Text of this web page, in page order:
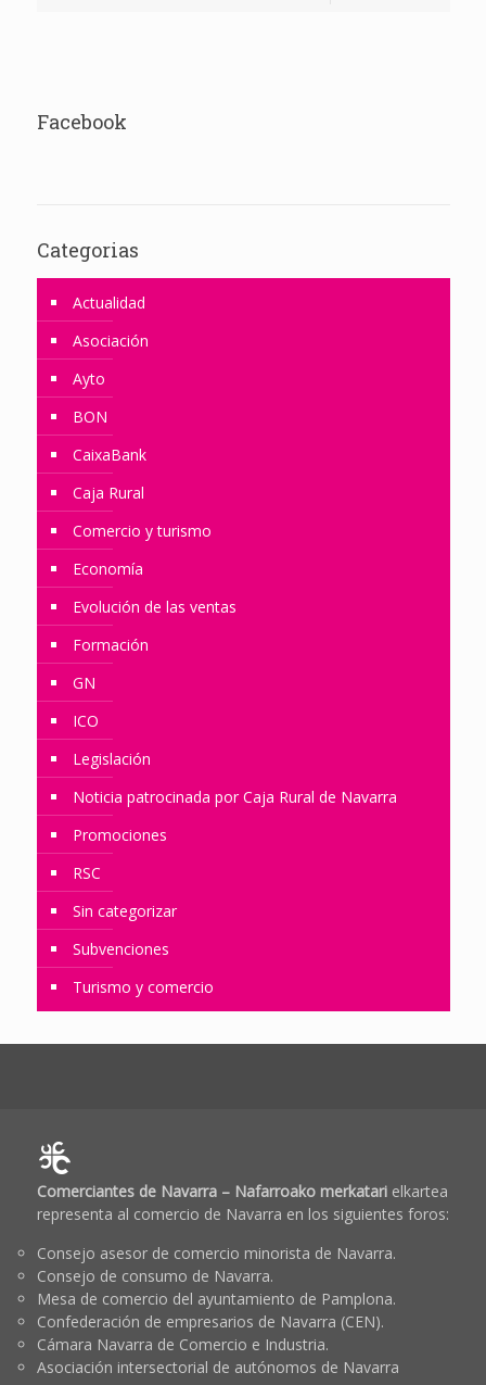
Facebook
Categorias
Actualidad
Asociación
Ayto
BON
CaixaBank
Caja Rural
Comercio y turismo
Economía
Evolución de las ventas
Formación
GN
ICO
Legislación
Noticia patrocinada por Caja Rural de Navarra
Promociones
RSC
Sin categorizar
Subvenciones
Turismo y comercio
Comerciantes de Navarra – Nafarroako merkatarielkartea
representa al comercio de Navarra en los siguientes foros:
Consejo asesor de comercio minorista de Navarra.
Consejo de consumo de Navarra.
Mesa de comercio del ayuntamiento de Pamplona.
Confederación de empresarios de Navarra (CEN).
Cámara Navarra de Comercio e Industria.
Asociación intersectorial de autónomos de Navarra